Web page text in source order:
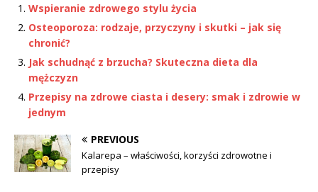
Wspieranie zdrowego stylu życia
Osteoporoza: rodzaje, przyczyny i skutki – jak się
chronić?
Jak schudnąć z brzucha? Skuteczna dieta dla
mężczyzn
Przepisy na zdrowe ciasta i desery: smak i zdrowie w
jednym
PREVIOUS
Kalarepa – właściwości, korzyści zdrowotne i
przepisy